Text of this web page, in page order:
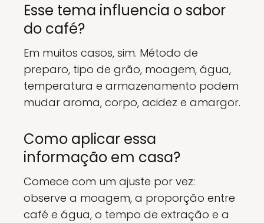
Esse tema influencia o sabor
do café?
Em muitos casos, sim. Método de
preparo, tipo de grão, moagem, água,
temperatura e armazenamento podem
mudar aroma, corpo, acidez e amargor.
Como aplicar essa
informação em casa?
Comece com um ajuste por vez:
observe a moagem, a proporção entre
café e água, o tempo de extração e a